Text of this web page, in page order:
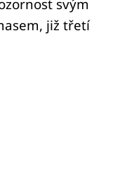
svým
již třetí